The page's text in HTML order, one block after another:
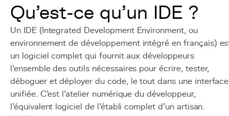
Qu'est-ce qu'un IDE ?
Un IDE (Integrated Development Environment, ou
environnement de développement intégré en français)
un logiciel complet qui fournit aux développeurs
l'ensemble des outils nécessaires pour écrire, tester,
déboguer et déployer du code, le tout dans une interface
unifiée. C'est l'atelier numérique du développeur,
l'équivalent logiciel de l'établi complet d'un artisan.